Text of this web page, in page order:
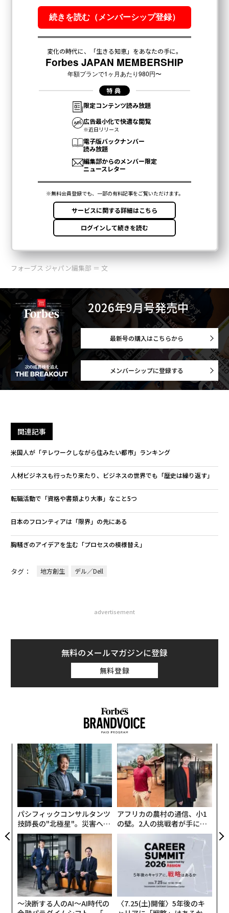
フォーブス ジャパン編集部 ＝ 文
2026年9月号発売中
最新号の購入はこちらから
メンバーシップに登録する
関連記事
米国人が「テレワークしながら住みたい都市」ランキング
人材ビジネスも行ったり来たり、ビジネスの世界でも「歴史は繰り返す」
転職活動で「資格や書類より大事」なこと5つ
日本のフロンティアは「限界」の先にある
胸騒ぎのアイデアを生む「プロセスの模様替え」
タグ： 地方創生 デル／Dell
advertisement
無料のメールマガジンに登録
無料登録
パシフィックコンサルタンツ
技師長の"北極星"。災害への
無力感を乗り越え見つけた、
防災一筋20年の答え
アフリカの農村の通信、小1
の壁。2人の挑戦者が手にし
た「次なる武器」
〜決断する人のAI〜AI時代の
〈7.25(土)開催〉5年後のキ